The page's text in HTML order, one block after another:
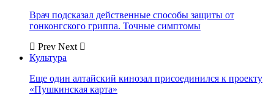
Врач подсказал действенные способы защиты от
гонконгского гриппа. Точные симптомы
Prev Next
Культура
Еще один алтайский кинозал присоединился к проекту
«Пушкинская карта»